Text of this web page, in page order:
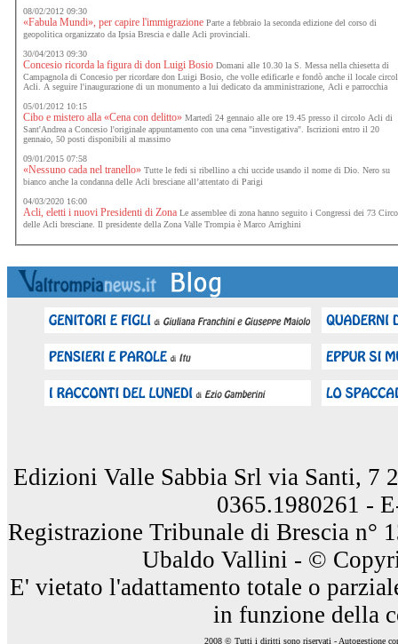
08/02/2012 09:30
«Fabula Mundi», per capire l'immigrazione Parte a febbraio la seconda edizione del corso di
geopolitica organizzato da Ipsia Brescia e dalle Acli provinciali.
30/04/2013 09:30
Concesio ricorda la figura di don Luigi Bosio Domani alle 10.30 la S. Messa nella chiesetta di
Campagnola di Concesio per ricordare don Luigi Bosio, che volle edificarle e fondò anche il locale
Acli. A seguire l'inaugurazione di un monumento a lui dedicato da amministrazione, Acli e parrocchia
05/01/2012 10:15
Cibo e mistero alla «Cena con delitto» Martedì 24 gennaio alle ore 19.45 presso il circolo Acli di
Sant'Andrea a Concesio l'originale appuntamento con una cena "investigativa". Iscrizioni entro il 20
gennaio, 50 posti disponibili al massimo
09/01/2015 07:58
«Nessuno cada nel tranello» Tutte le fedi si ribellino a chi uccide usando il nome di Dio. Nero su
bianco anche la condanna delle Acli bresciane all’attentato di Parigi
04/03/2020 16:00
Acli, eletti i nuovi Presidenti di Zona Le assemblee di zona hanno seguito i Congressi dei 73
delle Acli bresciane. Il presidente della Zona Valle Trompia è Marco Arrighini
Edizioni Valle Sabbia Srl via Santi, 7
0365.1980261 -
Registrazione Tribunale di Brescia n°
Ubaldo Vallini - ©
E' vietato l'adattamento totale o
in funzione della
2008 © Tutti i diritti sono riservati - Autogestione